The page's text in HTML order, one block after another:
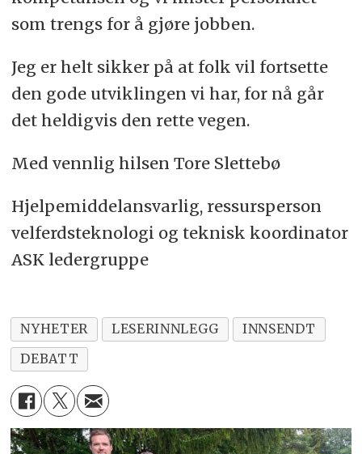
som trengs for å gjøre jobben.
Jeg er helt sikker på at folk vil fortsette
den gode utviklingen vi har, for nå går
det heldigvis den rette vegen.
Med vennlig hilsen Tore Slettebø
Hjelpemiddelansvarlig, ressursperson
velferdsteknologi og teknisk koordinator
ASK ledergruppe
NYHETER LESERINNLEGG
INNSENDT
DEBATT